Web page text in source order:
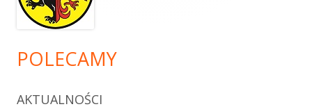
POLECAMY
AKTUALNOŚCI